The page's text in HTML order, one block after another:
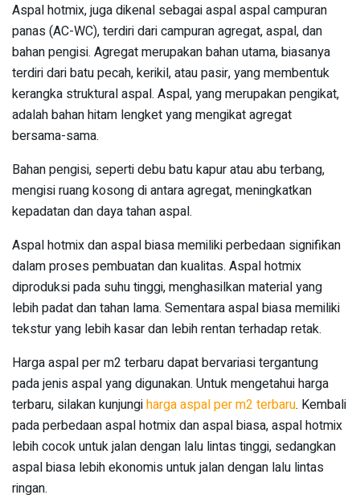
Aspal hotmix, juga dikenal sebagai aspal aspal campuran
panas (AC-WC), terdiri dari campuran agregat, aspal, dan
bahan pengisi. Agregat merupakan bahan utama, biasanya
terdiri dari batu pecah, kerikil, atau pasir, yang membentuk
kerangka struktural aspal. Aspal, yang merupakan pengikat,
adalah bahan hitam lengket yang mengikat agregat
bersama-sama.
Bahan pengisi, seperti debu batu kapur atau abu terbang,
mengisi ruang kosong di antara agregat, meningkatkan
kepadatan dan daya tahan aspal.
Aspal hotmix dan aspal biasa memiliki perbedaan signifikan
dalam proses pembuatan dan kualitas. Aspal hotmix
diproduksi pada suhu tinggi, menghasilkan material yang
lebih padat dan tahan lama. Sementara aspal biasa memiliki
tekstur yang lebih kasar dan lebih rentan terhadap retak.
Harga aspal per m2 terbaru dapat bervariasi tergantung
pada jenis aspal yang digunakan. Untuk mengetahui harga
terbaru, silakan kunjungiharga aspal per m2 terbaru. Kembali
pada perbedaan aspal hotmix dan aspal biasa, aspal hotmix
lebih cocok untuk jalan dengan lalu lintas tinggi, sedangkan
aspal biasa lebih ekonomis untuk jalan dengan lalu lintas
ringan.